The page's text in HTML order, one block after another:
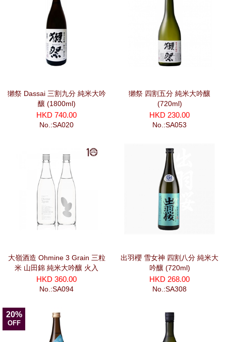
獺祭 Dassai 三割九分 純米大吟
釀 (1800ml)
HKD 740.00
No.:SA020
獺祭 四割五分 純米大吟釀
(720ml)
HKD 230.00
No.:SA053
大嶺酒造 Ohmine 3 Grain 三粒
米 山田錦 純米大吟釀 火入
(720ml)
HKD 360.00
No.:SA094
出羽櫻 雪女神 四割八分 純米大
吟釀 (720ml)
HKD 268.00
No.:SA308
20%
OFF